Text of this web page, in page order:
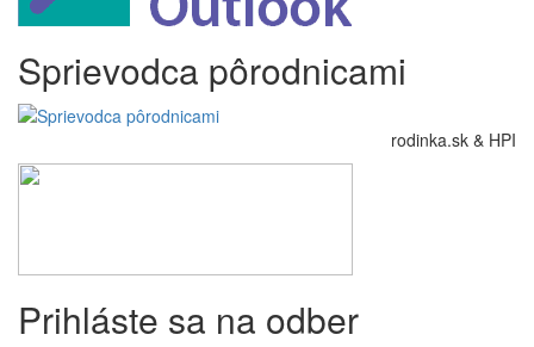
Sprievodca pôrodnicami
rodinka.sk & HPI
Prihláste sa na odber